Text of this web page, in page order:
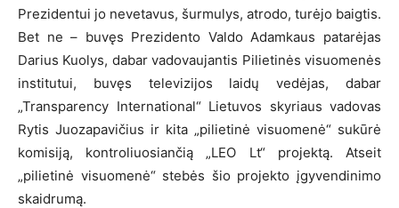
Prezidentui jo nevetavus, šurmulys, atrodo, turėjo baigtis.
Bet ne – buvęs Prezidento Valdo Adamkaus patarėjas
Darius Kuolys, dabar vadovaujantis Pilietinės visuomenės
institutui, buvęs televizijos laidų vedėjas, dabar
„Transparency International“ Lietuvos skyriaus vadovas
Rytis Juozapavičius ir kita „pilietinė visuomenė“ sukūrė
komisiją, kontroliuosiančią „LEO Lt“ projektą. Atseit
„pilietinė visuomenė“ stebės šio projekto įgyvendinimo
skaidrumą.